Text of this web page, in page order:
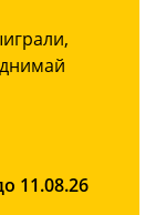
11.08.26